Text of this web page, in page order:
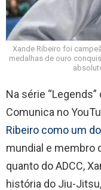
Xande Ribeiro foi
medalhas de ouro
Na série
Comunica no
Ribeiro como um
mundial e membro
quanto do ADCC,
história do Jiu-